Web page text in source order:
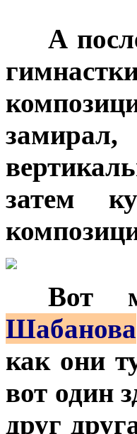
А
затем
Вот
Шабанова
как они
вот один
друг